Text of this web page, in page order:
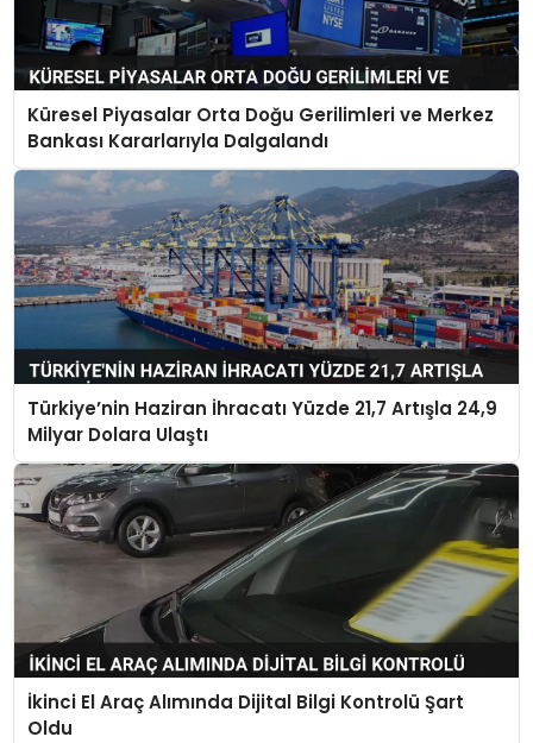
Küresel Piyasalar Orta Doğu Gerilimleri ve Merkez
Bankası Kararlarıyla Dalgalandı
Türkiye’nin Haziran İhracatı Yüzde 21,7 Artışla 24,9
Milyar Dolara Ulaştı
İkinci El Araç Alımında Dijital Bilgi Kontrolü Şart
Oldu